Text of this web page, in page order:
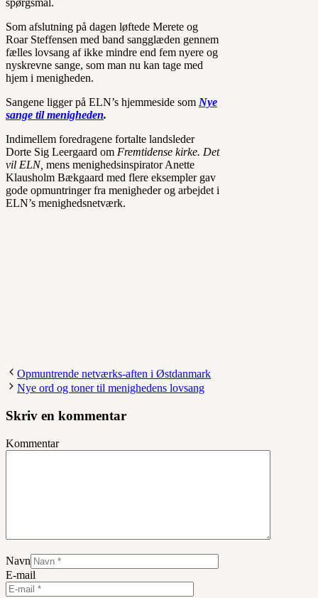
spørgsmål.
Som afslutning på dagen løftede Merete og
Roar Steffensen med band sangglæden gennem
fælles lovsang af ikke mindre end fem nyere og
nyskrevne sange, som man nu kan tage med
hjem i menigheden.
Sangene ligger på ELN’s hjemmeside som Nye
sange til menigheden.
Indimellem foredragene fortalte landsleder
Dorte Sig Leergaard om Fremtidense kirke. Det
vil ELN, mens menighedsinspirator Anette
Klausholm Bækgaard med flere eksempler gav
gode opmuntringer fra menigheder og arbejdet i
ELN’s menighedsnetværk.
Opmuntrende netværks-aften i Østdanmark
Nye ord og toner til menighedens lovsang
Skriv en kommentar
Kommentar
Navn
E-mail